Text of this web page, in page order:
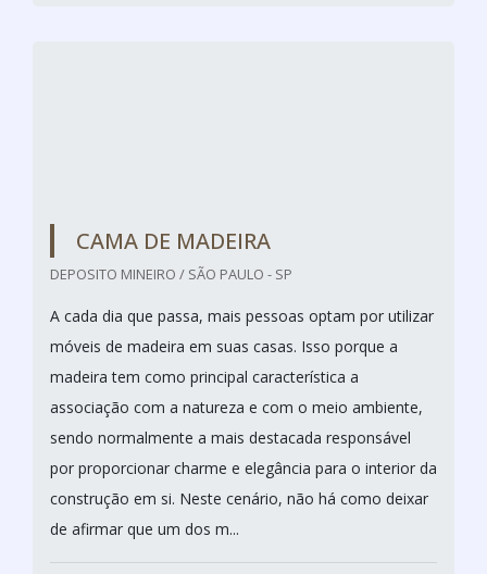
O deck de madeira é um tipo de piso antiderrapante,
muito presente em ambientes externos, como por
vários modelos de decks de madeira disponíveis no
mercado, com inúmeros tipos de batentes. É
importante ter o conhecimento de como esse produto
vai ser colocado, assim como o tipo de ambiente no
qual vai ser colocado. Esse tipo de produto torna o
lug...